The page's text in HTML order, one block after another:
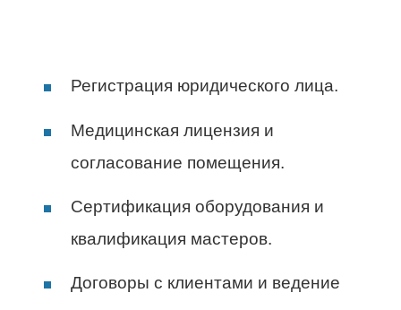
Регистрация юридического лица.
Медицинская лицензия и
согласование помещения.
Сертификация оборудования и
квалификация мастеров.
Договоры с клиентами и ведение